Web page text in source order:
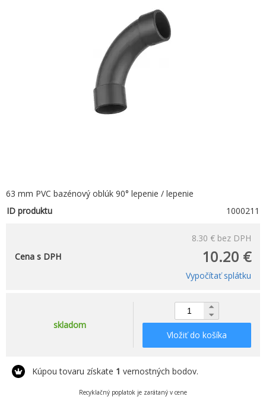
63 mm PVC bazénový oblúk 90° lepenie / lepenie
ID produktu
1000211
8.30 € bez DPH
10.20 €
Cena s DPH
Vypočítať splátku
skladom
Vložiť do košíka
Kúpou tovaru získate 1 vernostných bodov.
Recyklačný poplatok je zarátaný v cene